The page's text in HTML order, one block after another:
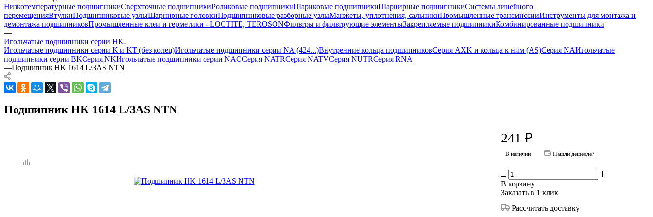
Низкотемпературные подшипникиСверхточные подшипникиРоликовые подшипникиШариковые подшипникиШарнирные подшипникиСистемы линейного
перемещенияВтулкиПодшипниковые узлыШарнирные головкиПодшипниковые разборные узлыМанжеты, уплотнения, сальникиПромышленные трансмиссииИнструменты для монтажа и
демонтажа подшипниковПромышленные клеи и герметики - LOCTITE, TEROSONФильтры и фильтрующие элементыЗакрепляемые подшипникиКомбинированные подшипники
—
Игольчатые подшипники серии HK
Игольчатые подшипники серии K и KT (без колец)Игольчатые подшипники серии NA (424...)Внутренние кольца подшипниковСерия AXK и кольца к ним (AS)Серия NAИгольчатые
подшипники серии BKСерия NKИгольчатые подшипники серии NAOСерия NATRСерия NATVСерия NUTRСерия RNA
—Подшипник HK 1614 L/3AS NTN
Подшипник HK 1614 L/3AS NTN
241 ₽
В наличии Нашли дешевле?
В корзину
Заказать в 1 клик
Рассчитать доставку